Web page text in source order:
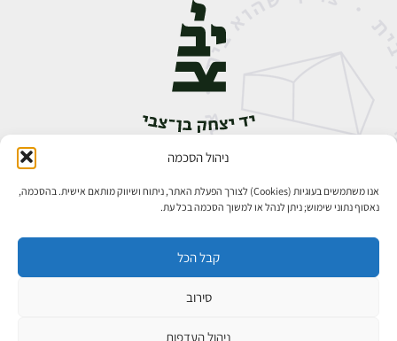
ניהול הסכמה
אנו משתמשים בעוגיות (Cookies) לצורך הפעלת האתר, ניתוח ושיווק מותאם אישית. בהסכמה,
נאסוף נתוני שימוש; ניתן לנהל או למשוך הסכמה בכל עת.
קבל הכל
סירוב
ניהול העדפות
אבן גבירול 14, רחביה, ירושלים
פיתוח אתרים